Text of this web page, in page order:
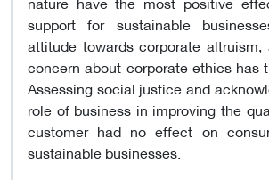
support for sustainable
attitude towards corporate
concern about corporate ethics has
Assessing social justice and
role of business in improving the
customer had no effect on
sustainable businesses.